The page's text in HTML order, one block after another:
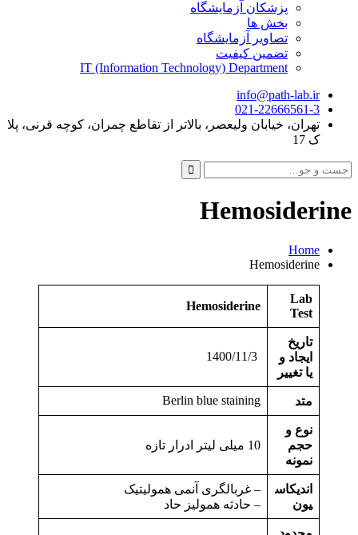
پزشکان آزمایشگاه
بخش ها
تصاویر آزمایشگاه
تضمین کیفیت
IT (Information Technology) Department
info@path-lab.ir
021-22666561-3
تهران، خیابان ولیعصر، بالاتر از تقاطع چمران، کوچه قرنی، پلا
ک 17
جست
و
برای:
Hemosiderine
Home
Hemosiderine
Lab
Test
Hemosiderine
تاریخ
ایجاد و
یا تغییر
متد Berlin blue staining
نوع و
حجم
نمونه
10 میلی لیتر ادرار تازه
اندیکاس
یون
– غربالگری آنمی همولیتیک
– حادثه همولیز حاد